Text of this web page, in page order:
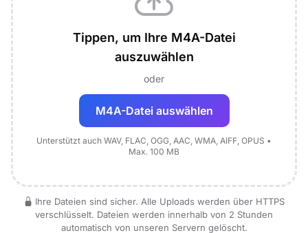
Tippen, um Ihre M4A-Datei
auszuwählen
oder
M4A-Datei auswählen
Unterstützt auch WAV, FLAC, OGG, AAC, WMA, AIFF, OPUS •
Max. 100 MB
Ihre Dateien sind sicher. Alle Uploads werden über HTTPS
verschlüsselt. Dateien werden innerhalb von 2 Stunden
automatisch von unseren Servern gelöscht.